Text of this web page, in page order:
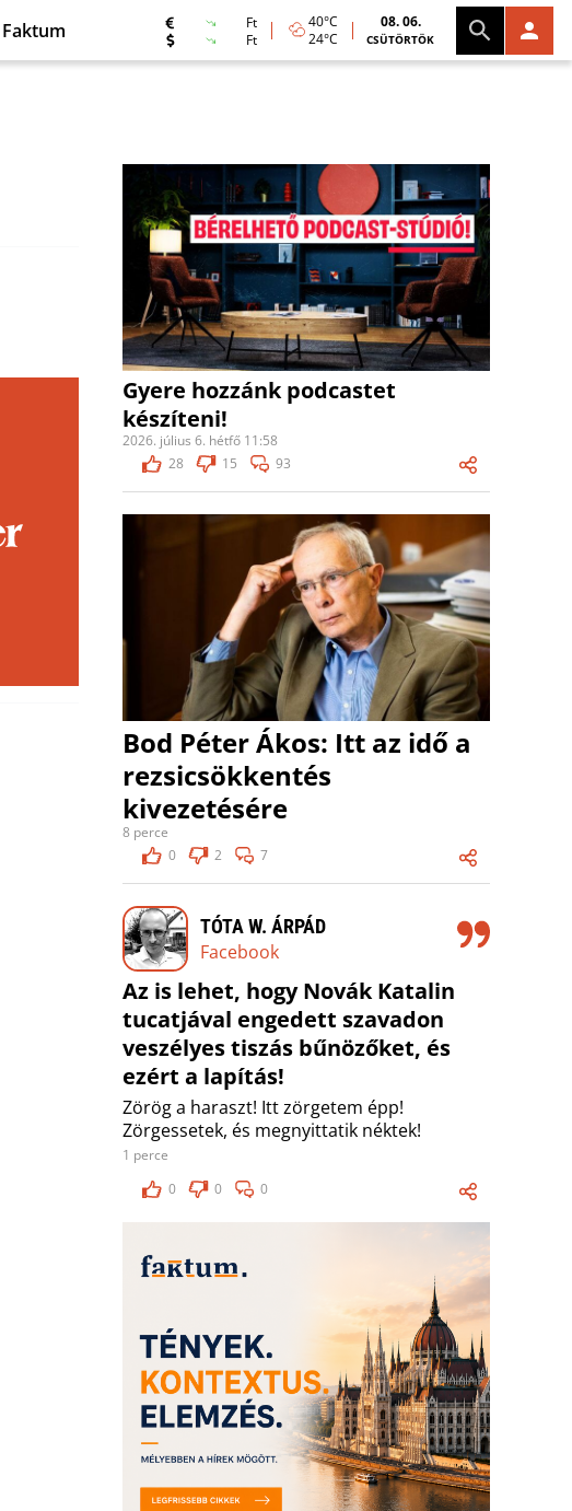
Faktum
Ft
Ft
40°C
24°C
08. 06.
CSÜTÖRTÖK
Gyere hozzánk podcastet
készíteni!
2026. július 6. hétfő 11:58
28
15 93
Bod Péter Ákos: Itt az idő a
rezsicsökkentés
kivezetésére
8 perce
0
2 7
TÓTA W. ÁRPÁD
Facebook
Az is lehet, hogy Novák Katalin
tucatjával engedett szavadon
veszélyes tiszás bűnözőket, és
ezért a lapítás!
Zörög a haraszt! Itt zörgetem épp!
Zörgessetek, és megnyittatik néktek!
1 perce
0
0 0